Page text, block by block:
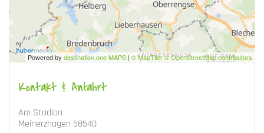
Powered by destination.one MAPS | © MapTiler © OpenStreetMap contributors
Kontakt & Anfahrt
Am Stadion
Meinerzhagen 58540